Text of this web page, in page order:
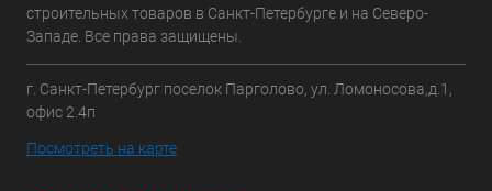
строительных товаров в Санкт-Петербурге и на Северо-
Западе. Все права защищены.
г. Санкт-Петербург поселок Парголово, ул. Ломоносова,д.1,
офис 2.4п
Посмотреть на карте